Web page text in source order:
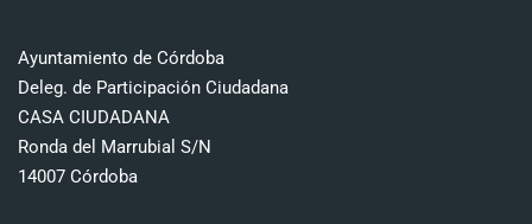
Ayuntamiento de Córdoba
Deleg. de Participación Ciudadana
CASA CIUDADANA
Ronda del Marrubial S/N
14007 Córdoba